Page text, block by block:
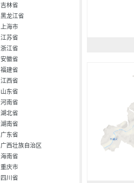
吉林省
黑龙江省
上海市
江苏省
浙江省
安徽省
福建省
江西省
山东省
河南省
湖北省
湖南省
广东省
广西壮族自治区
海南省
重庆市
四川省